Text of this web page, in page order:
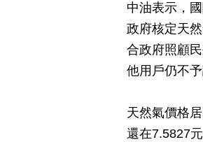
中油表示，
政府核定天
合政府照顧
他用戶仍不
天然氣價格
還在7.5827